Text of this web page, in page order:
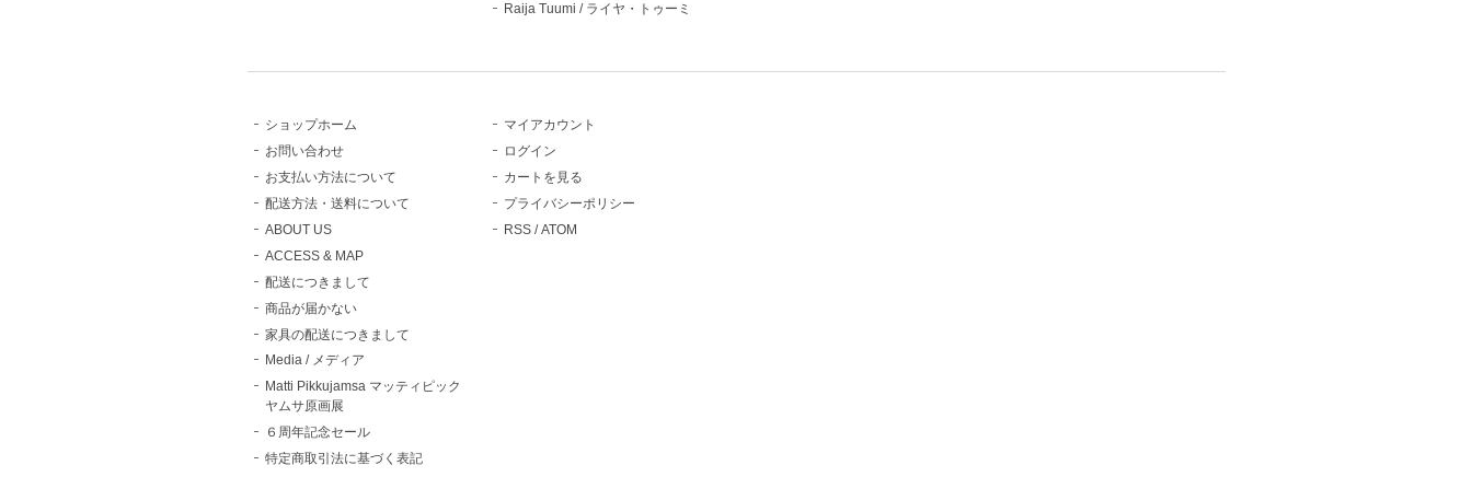
Raija Tuumi / ライヤ・トゥーミ
ショップホーム
お問い合わせ
お支払い方法について
配送方法・送料について
ABOUT US
ACCESS & MAP
配送につきまして
商品が届かない
家具の配送につきまして
Media / メディア
Matti Pikkujamsa マッティピック
ヤムサ原画展
６周年記念セール
特定商取引法に基づく表記
マイアカウント
ログイン
カートを見る
プライバシーポリシー
RSS/ATOM